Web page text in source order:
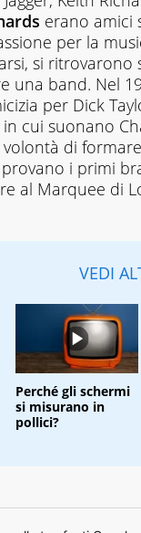
erano amici
per la
si
una band. Nel
per Dick
cui suonano
di
i primi
al Marquee di
VEDI
Perché gli schermi
si misurano in
pollici?